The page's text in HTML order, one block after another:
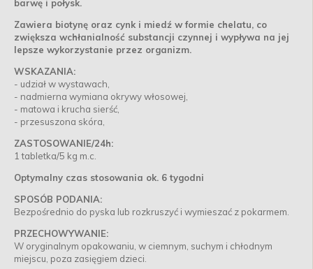
barwę i połysk.
Zawiera biotynę oraz cynk i miedź w formie chelatu, co
zwiększa wchłanialność substancji czynnej i wypływa na jej
lepsze wykorzystanie przez organizm.
WSKAZANIA:
- udział w wystawach,
- nadmierna wymiana okrywy włosowej,
- matowa i krucha sierść,
- przesuszona skóra,
ZASTOSOWANIE/24h:
1 tabletka/5 kg m.c.
Optymalny czas stosowania ok. 6 tygodni
SPOSÓB PODANIA:
Bezpośrednio do pyska lub rozkruszyć i wymieszać z pokarmem.
PRZECHOWYWANIE:
W oryginalnym opakowaniu, w ciemnym, suchym i chłodnym
miejscu, poza zasięgiem dzieci.